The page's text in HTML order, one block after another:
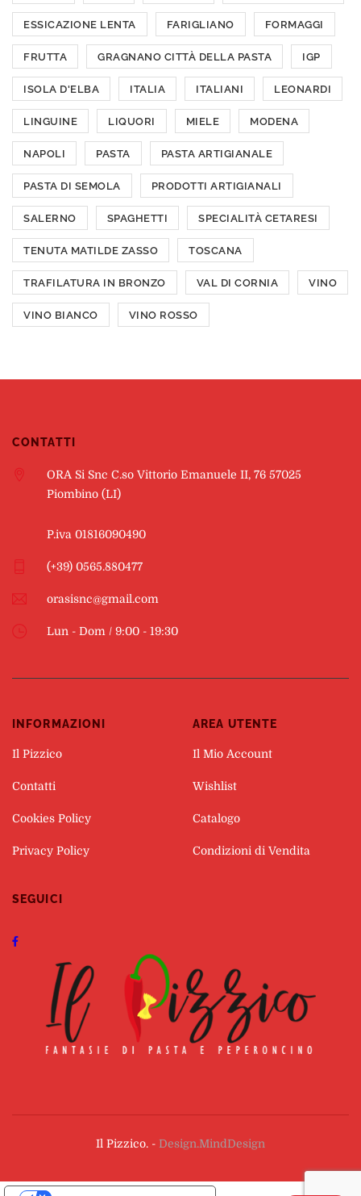
ESSICAZIONE LENTA FARIGLIANO FORMAGGI
FRUTTA GRAGNANO CITTÀ DELLA PASTA IGP
ISOLA D'ELBA ITALIA ITALIANI LEONARDI
LINGUINE LIQUORI MIELE MODENA
NAPOLI PASTA PASTA ARTIGIANALE
PASTA DI SEMOLA PRODOTTI ARTIGIANALI
SALERNO SPAGHETTI SPECIALITÀ CETARESI
TENUTA MATILDE ZASSO TOSCANA
TRAFILATURA IN BRONZO VAL DI CORNIA VINO
VINO BIANCO VINO ROSSO
CONTATTI
(+39) 0565.880477
ORA Si Snc C.so Vittorio Emanuele II, 76 57025
Piombino (LI)
P.iva 01816090490
orasisnc@gmail.com
Lun - Dom / 9:00 - 19:30
INFORMAZIONI
Il Pizzico
Contatti
Cookies Policy
Privacy Policy
AREA UTENTE
Il Mio Account
Wishlist
Catalogo
Condizioni di Vendita
SEGUICI
Il Pizzico. - Design.MindDesign